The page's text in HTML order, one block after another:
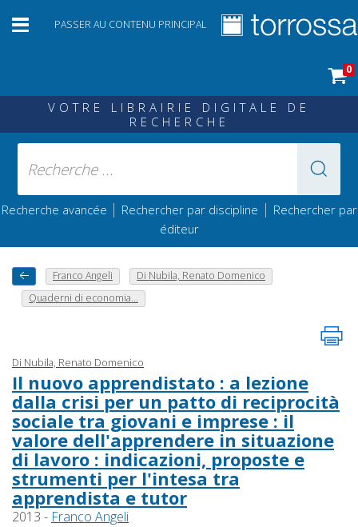
PASSER AU CONTENU PRINCIPAL
0
VOTRE LIBRAIRIE DIGITALE DE
RECHERCHE
Recherche avancée | Rechercher par discipline | Rechercher par
éditeur
Franco Angeli
Di Nubila, Renato Domenico
Quaderni di economia...
Di Nubila, Renato Domenico
Il nuovo apprendistato : a lezione
dalla crisi per un patto di reciprocità
sociale tra giovani e imprese : il
valore dell'apprendere in situazione
di lavoro : indicazioni, proposte e
strumenti per l'intesa tra
apprendista e tutor
2013 - Franco Angeli